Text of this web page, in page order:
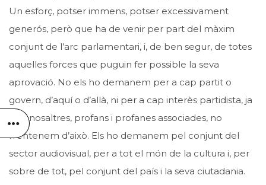
Un esforç, potser immens, potser excessivament
generós, però que ha de venir per part del màxim
conjunt de l’arc parlamentari, i, de ben segur, de totes
aquelles forces que puguin fer possible la seva
aprovació. No els ho demanem per a cap partit o
govern, d’aquí o d’allà, ni per a cap interès partidista, ja
que nosaltres, profans i profanes associades, no
n’entenem d’això. Els ho demanem pel conjunt del
sector audiovisual, per a tot el món de la cultura i, per
sobre de tot, pel conjunt del país i la seva ciutadania.